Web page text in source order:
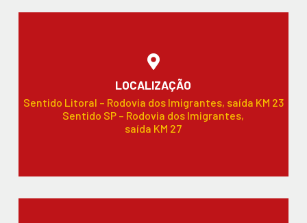
LOCALIZAÇÃO
Sentido Litoral – Rodovia dos Imigrantes, saída KM 23
Sentido SP – Rodovia dos Imigrantes,
saída KM 27